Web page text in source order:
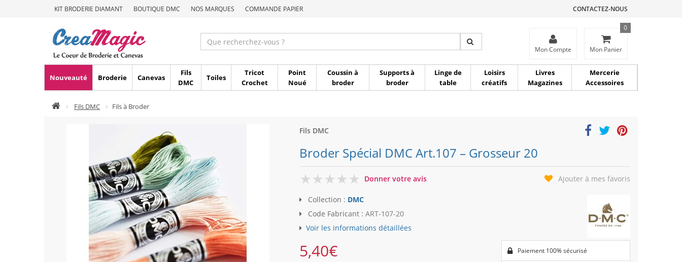
KIT BRODERIE DIAMANT BOUTIQUE DMC NOS MARQUES COMMANDE PAPIER CONTACTEZ-NOUS
Mon Compte Mon Panier
0
Nouveauté Broderie Canevas
Fils
DMC
Toiles
Tricot
Crochet
Point
Noué
Coussin à
broder
Supports à
broder
Linge de
table
Loisirs
créatifs
Livres
Magazines
Mercerie
Accessoires
Fils DMC Fils à Broder
Fils DMC
Broder Spécial DMC Art.107 – Grosseur 20
0
Donner votre avis Ajouter à mes favoris
Collection : DMC
Code Fabricant : ART-107-20
Voir les informations détaillées
5,40€ Paiement 100% sécurisé